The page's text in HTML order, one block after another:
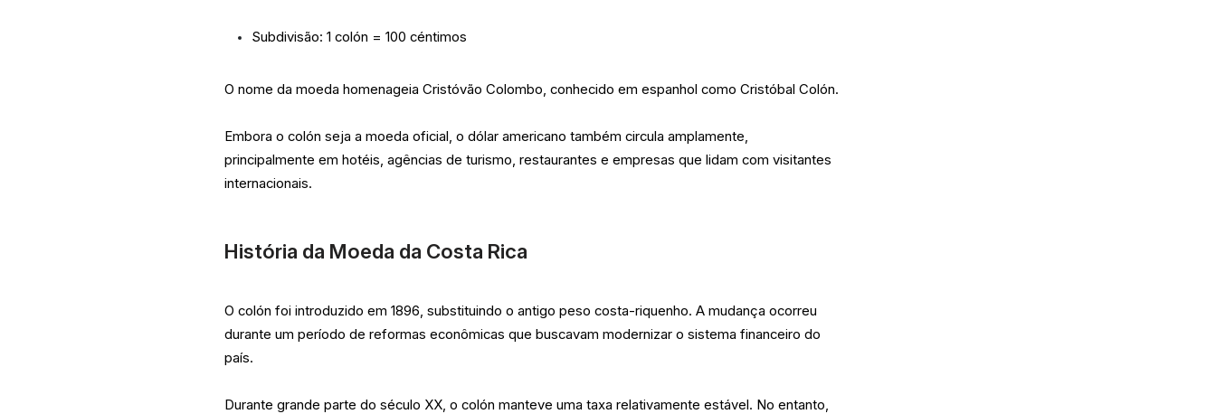
Subdivisão: 1 colón = 100 céntimos
O nome da moeda homenageia Cristóvão Colombo, conhecido em espanhol como Cristóbal Colón.
Embora o colón seja a moeda oficial, o dólar americano também circula amplamente,
principalmente em hotéis, agências de turismo, restaurantes e empresas que lidam com visitantes
internacionais.
História da Moeda da Costa Rica
O colón foi introduzido em 1896, substituindo o antigo peso costa-riquenho. A mudança ocorreu
durante um período de reformas econômicas que buscavam modernizar o sistema financeiro do
país.
Durante grande parte do século XX, o colón manteve uma taxa relativamente estável. No entanto,